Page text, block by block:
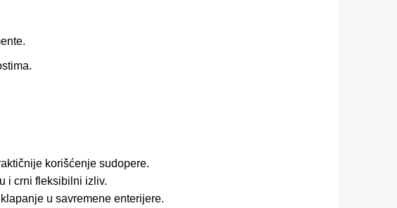
korišćenje sudopere.
i crni fleksibilni izliv.
u savremene enterijere.